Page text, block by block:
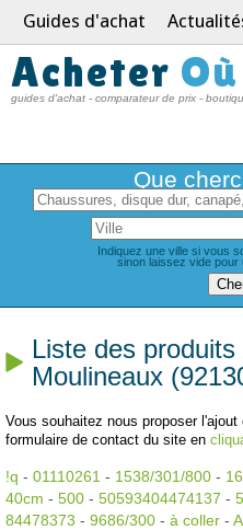
Guides d'achat
Acheter Où
guides d'achat - comparateur de prix -
Que
Indiquez une ville si vous
sinon laissez vide
Liste des
Moulineaux
Vous souhaitez nous proposer
formulaire de contact du site en
!q - 01110261 - 1538/301/800 -
40cm - 500 - 50593404474137 -
84478373 - 9686/300 - à coller -